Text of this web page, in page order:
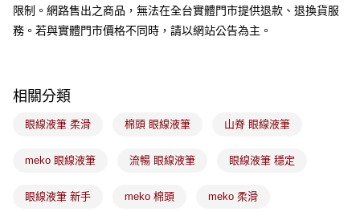
全盈+PAY
大哥付你分期
1.本服務由台灣大哥大提供，台灣大哥大用戶可立即使用無須另外申請。
2.付款方式選擇「大哥付你分期」，訂單成立後會自動跳轉到大哥付的交易
流程，驗證手機門號後，選擇欲分期的期數、繳款截止日，確認付款後即完
4.訂單成立30分鐘內，如未前往確認交易或遇審核未通過，訂單將自動取
法說明評估內容。
ATM付款
運送方式
全家取貨付款
付款後全家取貨
限制。網路售出之商品，無法在全台實體門市提供退款、退換貨服
務。若與實體門市價格不同時，請以網站公告為主。
相關分類
眼線液筆 柔滑 棉頭 眼線液筆 山脊 眼線液筆
meko 眼線液筆 流暢 眼線液筆 眼線液筆 穩定
眼線液筆 新手 meko 棉頭 meko 柔滑